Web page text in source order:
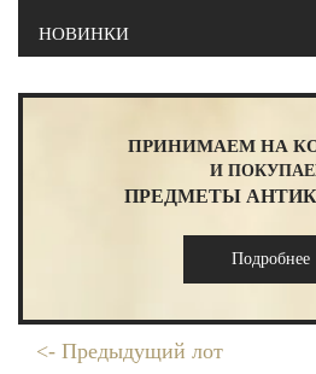
НОВИНКИ
ПРИНИМАЕМ НА
И
ПРЕДМЕТЫ
Подробнее
<- Предыдущий лот